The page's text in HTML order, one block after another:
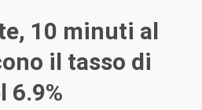
10 minuti al
il tasso di
6.9%